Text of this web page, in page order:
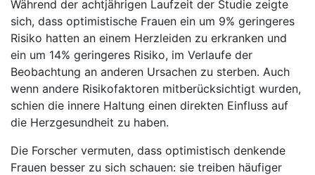
Während der achtjährigen Laufzeit der Studie zeigte
sich, dass optimistische Frauen ein um 9% geringeres
Risiko hatten an einem Herzleiden zu erkranken und
ein um 14% geringeres Risiko, im Verlaufe der
Beobachtung an anderen Ursachen zu sterben. Auch
wenn andere Risikofaktoren mitberücksichtigt wurden,
schien die innere Haltung einen direkten Einfluss auf
die Herzgesundheit zu haben.
Die Forscher vermuten, dass optimistisch denkende
Frauen besser zu sich schauen: sie treiben häufiger